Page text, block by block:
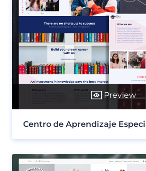
Preview
Centro de Aprendizaje